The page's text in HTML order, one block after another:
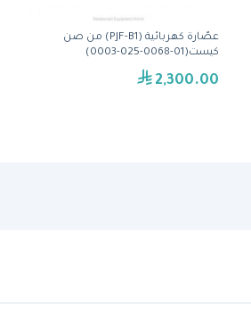
عصّارة كهربائية (PJF-B1) من صن
كيست(01-0068-025-0003)
2,300.00